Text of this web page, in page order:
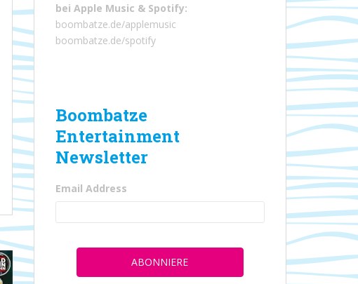
bei Apple Music & Spotify:
boombatze.de/applemusic
boombatze.de/spotify
Boombatze
Entertainment
Newsletter
Email Address